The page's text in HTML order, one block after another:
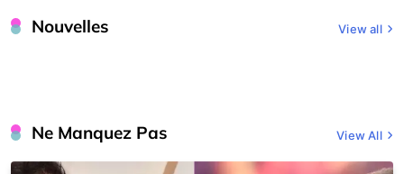
View all
Nouvelles
View All
Ne Manquez Pas